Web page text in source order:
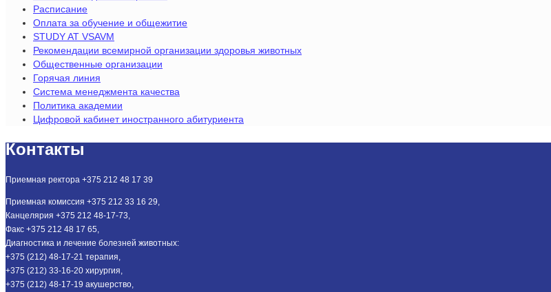
Расписание
Оплата за обучение и общежитие
STUDY AT VSAVM
Рекомендации всемирной организации здоровья животных
Общественные организации
Горячая линия
Система менеджмента качества
Политика академии
Цифровой кабинет иностранного абитуриента
Контакты
Приемная ректора +375 212 48 17 39
Приемная комиссия +375 212 33 16 29,
Канцелярия +375 212 48-17-73,
Факс +375 212 48 17 65,
Диагностика и лечение болезней животных:
+375 (212) 48-17-21 терапия,
+375 (212) 33-16-20 хирургия,
+375 (212) 48-17-19 акушерство,